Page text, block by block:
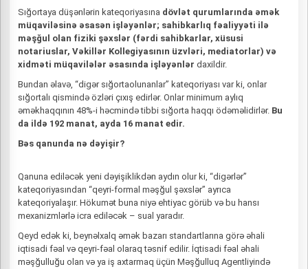
Sığortaya düşənlərin kateqoriyasına dövlət qurumlarında əmək
müqaviləsinə əsasən işləyənlər; sahibkarlıq fəaliyyəti ilə
məşğul olan fiziki şəxslər (fərdi sahibkarlar, xüsusi
notariuslar, Vəkillər Kollegiyasının üzvləri, mediatorlar) və
xidməti müqavilələr əsasında işləyənlər daxildir.
Bundan əlavə, “digər sığortaolunanlar” kateqoriyası var ki, onlar
sığortalı qismində özləri çıxış edirlər. Onlar minimum aylıq
əməkhaqqının 48%-i həcmində tibbi sığorta haqqı ödəməlidirlər. Bu
da ildə 192 manat, ayda 16 manat edir.
Bəs qanunda nə dəyişir?
Qanuna ediləcək yeni dəyişiklikdən aydın olur ki, “digərlər”
kateqoriyasından “qeyri-formal məşğul şəxslər” ayrıca
kateqoriyalaşır. Hökumət buna niyə ehtiyac görüb və bu hansı
mexanizmlərlə icra ediləcək – sual yaradır.
Qeyd edək ki, beynəlxalq əmək bazarı standartlarına görə əhali
iqtisadi fəal və qeyri-fəal olaraq təsnif edilir. İqtisadi fəal əhali
məşğulluğu olan və ya iş axtarmaq üçün Məşğulluq Agentliyində